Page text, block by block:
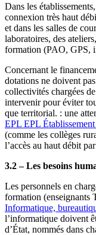
Dans les
connexion très haut
et dans les salles de
laboratoires, des
formation (PAO, GPS,
Concernant le
dotations ne doivent
collectivités chargées
intervenir pour éviter
que territorial. : une
EPL EPL
(comme les collèges
l’accès au haut débit
3.2 – Les besoins
Les personnels en
formation (enseignants
Informatique,
l’informatique doivent
d’État, nommés dans